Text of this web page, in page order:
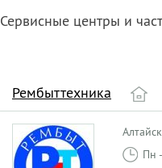
Сервисные центры и
Рембыттехника
Пн